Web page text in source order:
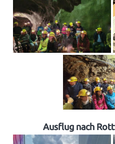
Ausflug nach